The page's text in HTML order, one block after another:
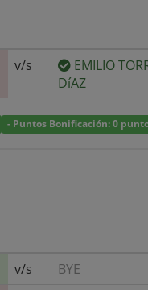
v/s EMILIO
DíAZ
- Puntos Bonificación: 0
v/s BYE